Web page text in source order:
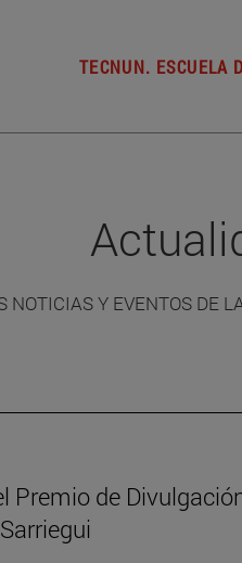
TECNUN. ESCUELA
NOTICIAS Y EVENTOS DE
Premio de